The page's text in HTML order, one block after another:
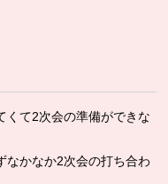
くて2次会の準備ができな
なかなか2次会の打ち合わ